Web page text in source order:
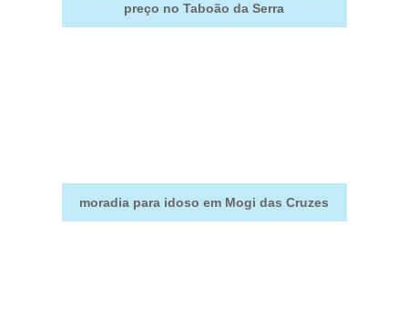
preço no Taboão da Serra
moradia para idoso em Mogi das Cruzes